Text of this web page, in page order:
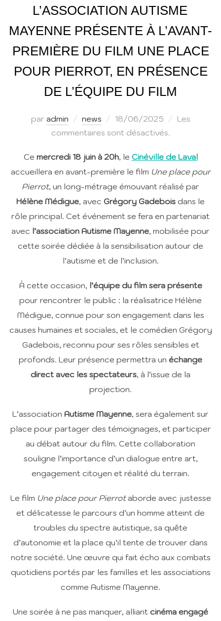
L’ASSOCIATION AUTISME
MAYENNE PRÉSENTE À L’AVANT-
PREMIÈRE DU FILM UNE PLACE
POUR PIERROT, EN PRÉSENCE
DE L’ÉQUIPE DU FILM
par admin news
Publié
le
18/06/2025
Les
commentaires sont désactivés.
Ce mercredi 18 juin à 20h, le Cinéville de Laval
accueillera en avant-première le film Une place pour
Pierrot, un long-métrage émouvant réalisé par
Hélène Médigue, avec Grégory Gadebois dans le
rôle principal. Cet événement se fera en partenariat
avec l’association Autisme Mayenne, mobilisée pour
cette soirée dédiée à la sensibilisation autour de
l’autisme et de l’inclusion.
À cette occasion, l’équipe du film sera présente
pour rencontrer le public : la réalisatrice Hélène
Médigue, connue pour son engagement dans les
causes humaines et sociales, et le comédien Grégory
Gadebois, reconnu pour ses rôles sensibles et
profonds. Leur présence permettra un échange
direct avec les spectateurs, à l’issue de la
projection.
L’association Autisme Mayenne, sera également sur
place pour partager des témoignages, et participer
au débat autour du film. Cette collaboration
souligne l’importance d’un dialogue entre art,
engagement citoyen et réalité du terrain.
Le film Une place pour Pierrotaborde avec justesse
et délicatesse le parcours d’un homme atteint de
troubles du spectre autistique, sa quête
d’autonomie et la place qu’il tente de trouver dans
notre société. Une œuvre qui fait écho aux combats
quotidiens portés par les familles et les associations
comme Autisme Mayenne.
Une soirée à ne pas manquer, alliant cinéma engagé